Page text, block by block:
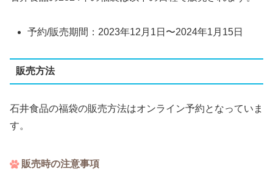
予約/販売期間：2023年12月1日〜2024年1月15日
販売方法
石井食品の福袋の販売方法はオンライン予約となっていま
す。
販売時の注意事項